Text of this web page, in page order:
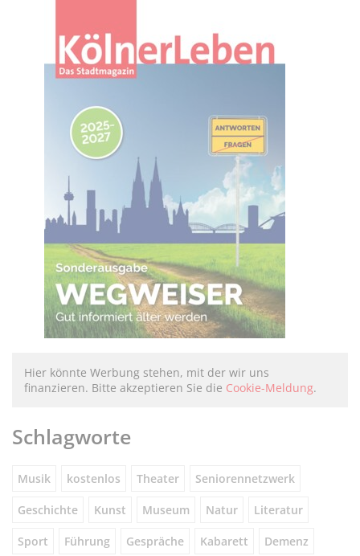
Hier könnte Werbung stehen, mit der wir uns
finanzieren. Bitte akzeptieren Sie die Cookie-Meldung.
Schlagworte
Musik kostenlos Theater Seniorennetzwerk
Geschichte Kunst Museum Natur Literatur
Sport Führung Gespräche Kabarett Demenz